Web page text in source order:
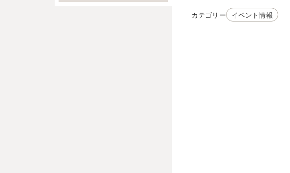
カテゴリー イベント情報